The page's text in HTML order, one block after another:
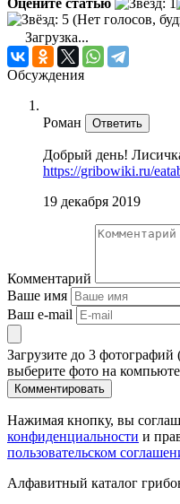
(Нет голосов,
Загрузка...
Обсуждения
Роман Ответить
Добрый день!
https://gribowiki.ru/
19 декабря 2019
Комментарий
Ваше имя
Ваш e-mail
Загрузите до 3
выберите фото на
Комментировать
Нажимая кнопку, вы
конфиденциальности и
пользовательском
Алфавитный каталог